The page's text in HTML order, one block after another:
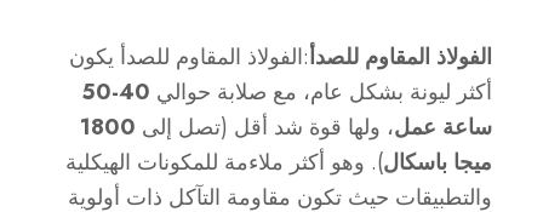
الفولاذ المقاوم للصدأ:الفولاذ المقاوم للصدأ يكون
أكثر ليونة بشكل عام، مع صلابة حوالي
40-50
ساعة عمل، ولها قوة شد أقل (تصل إلى 1800
ميجا باسكال). وهو أكثر ملاءمة للمكونات الهيكلية
والتطبيقات حيث تكون مقاومة التآكل ذات أولوية